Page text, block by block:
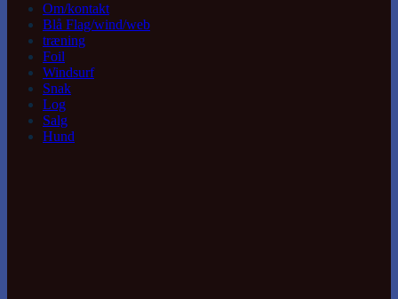
Om/kontakt
Blå Flag/wind/web
træning
Foil
Windsurf
Snak
Log
Salg
Hund